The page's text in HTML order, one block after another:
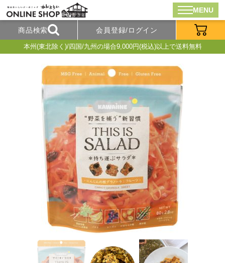
MENU
商品検索 会員登録/ログイン
本州(東北除く)/四国/九州の場合9,000円(税込)以上で送料無料